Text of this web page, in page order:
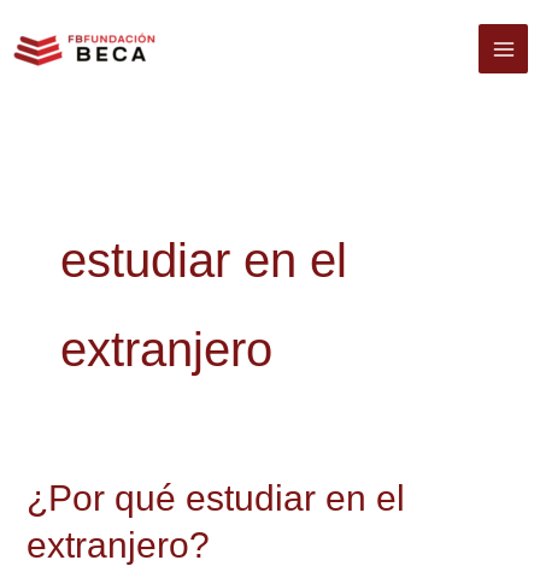
estudiar en el
extranjero
¿Por qué estudiar en el
extranjero?
¿Por
qué
estudiar